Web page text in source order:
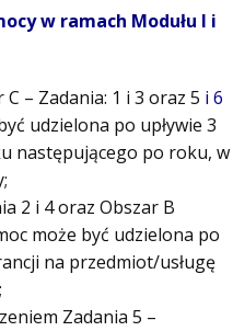
w ramach Modułu I i
– Zadania: 1 i 3 oraz 5 i 6
udzielona po upływie 3
następującego po roku, w
2 i 4 oraz Obszar B
może być udzielona po
na przedmiot/usługę
Zadania 5 –